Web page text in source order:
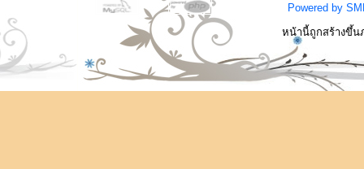
Powered by
หน้านี้ถูกสร้างขึ้น